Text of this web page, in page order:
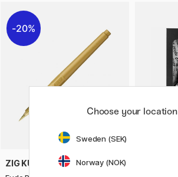
20%
ZIG KURETAKE
Choose your location
Sweden (SEK)
Norway (NOK)